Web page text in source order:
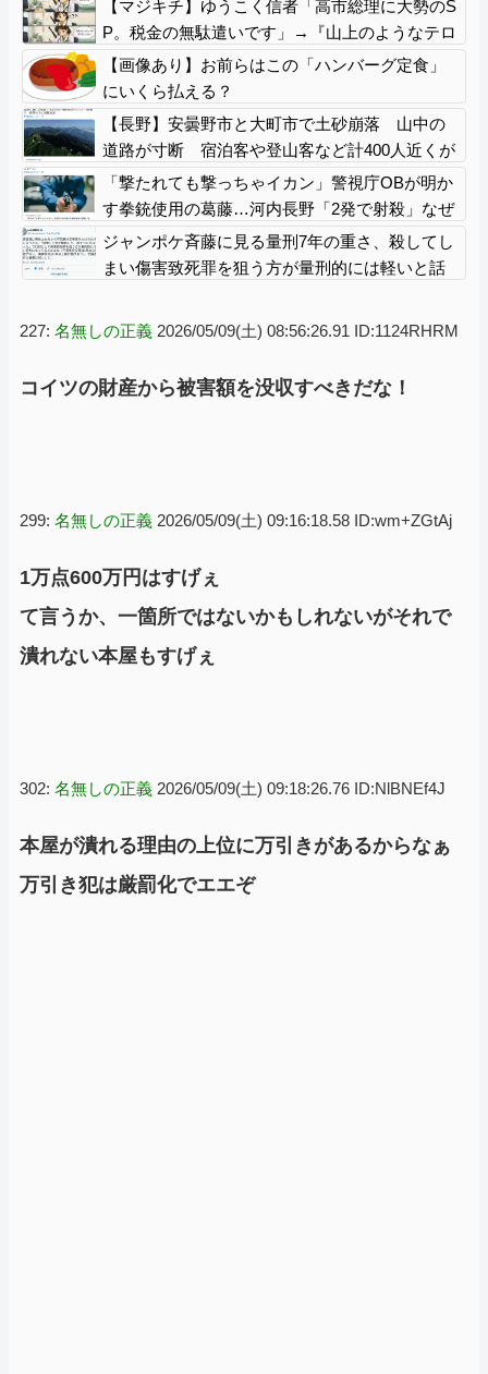
【マジキチ】ゆうこく信者「高市総理に大勢のS
P。税金の無駄遣いです」→『山上のようなテロ
リストのせい』とリプされ「山上君が犯人だと
まだ思っておられるのですか？」ドヤ顔ポスト
【画像あり】お前らはこの「ハンバーグ定食」
にいくら払える？
【長野】安曇野市と大町市で土砂崩落 山中の
道路が寸断 宿泊客や登山客など計400人近くが
孤立か 土石流で橋が流されたとの情報も
「撃たれても撃っちゃイカン」警視庁OBが明か
す拳銃使用の葛藤…河内長野「2発で射殺」なぜ
起きた？
ジャンポケ斉藤に見る量刑7年の重さ、殺してし
まい傷害致死罪を狙う方が量刑的には軽いと話
227: 名無しの正義 2026/05/09(土) 08:56:26.91 ID:1124RHRM
コイツの財産から被害額を没収すべきだな！
299: 名無しの正義 2026/05/09(土) 09:16:18.58 ID:wm+ZGtAj
1万点600万円はすげぇ
て言うか、一箇所ではないかもしれないがそれで
潰れない本屋もすげぇ
302: 名無しの正義 2026/05/09(土) 09:18:26.76 ID:NlBNEf4J
本屋が潰れる理由の上位に万引きがあるからなぁ
万引き犯は厳罰化でエエぞ